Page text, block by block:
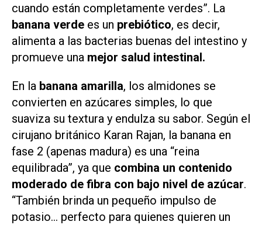
cuando están completamente verdes”. La
banana verde es un prebiótico, es decir,
alimenta a las bacterias buenas del intestino y
promueve una mejor salud intestinal.
En la banana amarilla, los almidones se
convierten en azúcares simples, lo que
suaviza su textura y endulza su sabor. Según el
cirujano británico Karan Rajan, la banana en
fase 2 (apenas madura) es una “reina
equilibrada”, ya que combina un contenido
moderado de fibra con bajo nivel de azúcar.
“También brinda un pequeño impulso de
potasio… perfecto para quienes quieren un